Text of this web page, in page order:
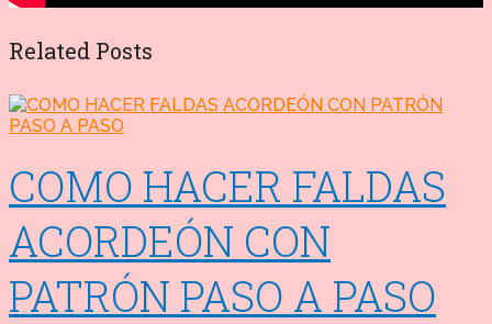
Related Posts
COMO HACER FALDAS
ACORDEÓN CON
PATRÓN PASO A PASO